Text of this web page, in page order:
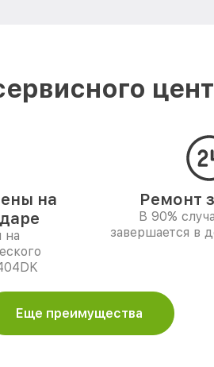
на
на
Ремонт
В 90%
завершается в
Еще преимущества